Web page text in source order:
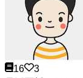
16
3